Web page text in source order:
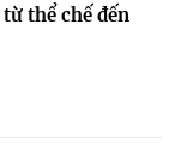
thể chế đến